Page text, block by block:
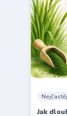
Jak